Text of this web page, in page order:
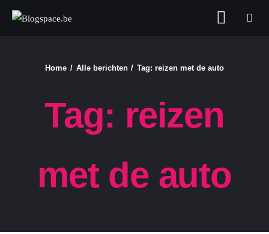
Tag: reizen
met de auto
Home Alle berichten Tag: reizen met de auto
GEZONDHEID